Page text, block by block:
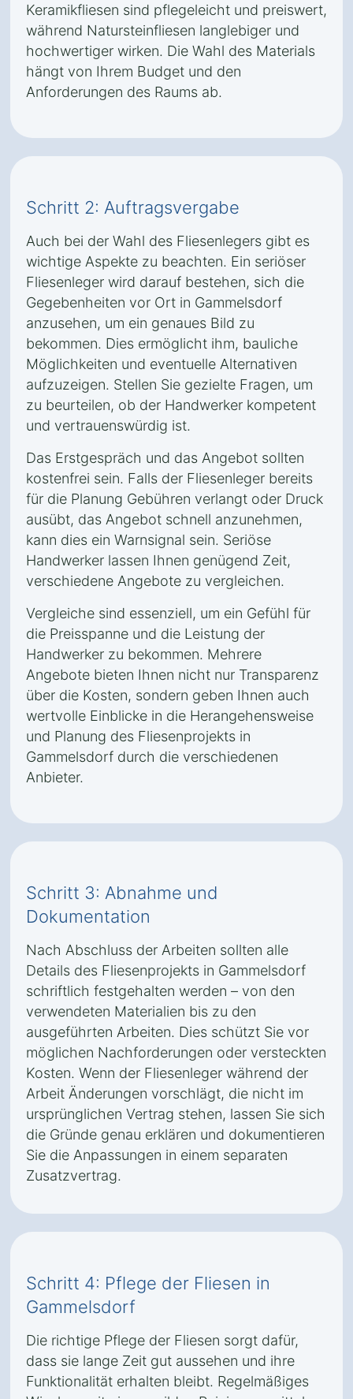
Keramikfliesen sind pflegeleicht und preiswert,
während Natursteinfliesen langlebiger und
hochwertiger wirken. Die Wahl des Materials
hängt von Ihrem Budget und den
Anforderungen des Raums ab.
Schritt 2: Auftragsvergabe
Auch bei der Wahl des Fliesenlegers gibt es
wichtige Aspekte zu beachten. Ein seriöser
Fliesenleger wird darauf bestehen, sich die
Gegebenheiten vor Ort in Gammelsdorf
anzusehen, um ein genaues Bild zu
bekommen. Dies ermöglicht ihm, bauliche
Möglichkeiten und eventuelle Alternativen
aufzuzeigen. Stellen Sie gezielte Fragen, um
zu beurteilen, ob der Handwerker kompetent
und vertrauenswürdig ist.
Das Erstgespräch und das Angebot sollten
kostenfrei sein. Falls der Fliesenleger bereits
für die Planung Gebühren verlangt oder Druck
ausübt, das Angebot schnell anzunehmen,
kann dies ein Warnsignal sein. Seriöse
Handwerker lassen Ihnen genügend Zeit,
verschiedene Angebote zu vergleichen.
Vergleiche sind essenziell, um ein Gefühl für
die Preisspanne und die Leistung der
Handwerker zu bekommen. Mehrere
Angebote bieten Ihnen nicht nur Transparenz
über die Kosten, sondern geben Ihnen auch
wertvolle Einblicke in die Herangehensweise
und Planung des Fliesenprojekts in
Gammelsdorf durch die verschiedenen
Anbieter.
Schritt 3: Abnahme und
Dokumentation
Nach Abschluss der Arbeiten sollten alle
Details des Fliesenprojekts in Gammelsdorf
schriftlich festgehalten werden – von den
verwendeten Materialien bis zu den
ausgeführten Arbeiten. Dies schützt Sie vor
möglichen Nachforderungen oder versteckten
Kosten. Wenn der Fliesenleger während der
Arbeit Änderungen vorschlägt, die nicht im
ursprünglichen Vertrag stehen, lassen Sie sich
die Gründe genau erklären und dokumentieren
Sie die Anpassungen in einem separaten
Zusatzvertrag.
Schritt 4: Pflege der Fliesen in
Gammelsdorf
Die richtige Pflege der Fliesen sorgt dafür,
dass sie lange Zeit gut aussehen und ihre
Funktionalität erhalten bleibt. Regelmäßiges